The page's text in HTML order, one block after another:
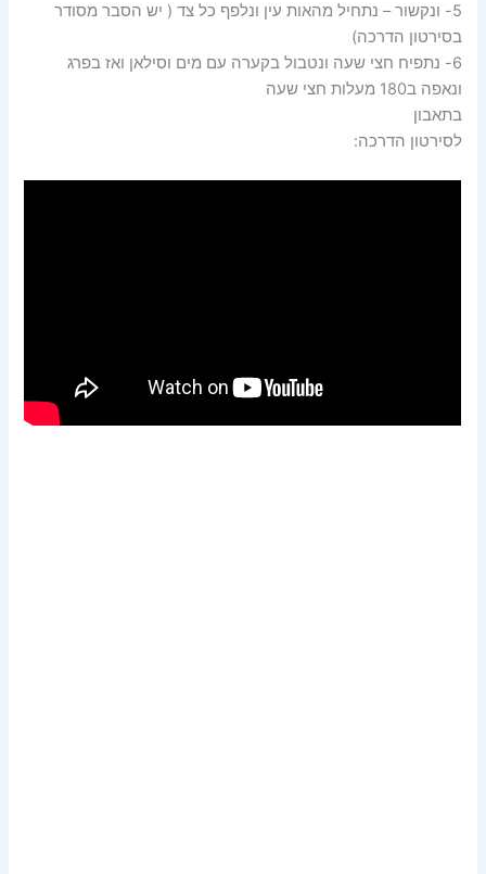
5- ונקשור – נתחיל מהאות עין ונלפף כל צד ( יש הסבר מסודר
בסירטון הדרכה)
6- נתפיח חצי שעה ונטבול בקערה עם מים וסילאן ואז בפרג
ונאפה ב180 מעלות חצי שעה
בתאבון
לסירטון הדרכה: